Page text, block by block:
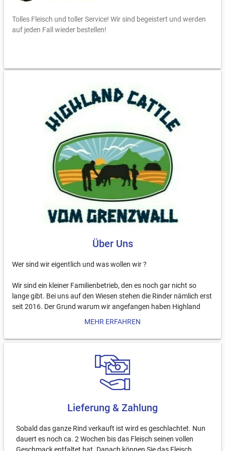
Tolles Fleisch und toller Service! Wir sind begeistert und werden
auf jeden Fall wieder bestellen!
Über Uns
Wer sind wir eigentlich und was wollen wir ?
Wir sind ein kleiner Familienbetrieb, den es noch gar nicht so
lange gibt. Bei uns auf den Wiesen stehen die Rinder nämlich erst
seit 2016. Der Grund warum wir angefangen haben Highland
Fleisch stammt, das wir essen. Allerdings wollen wir nicht nur für
die Möglichkeit bieten, gesundes und hochqualitatives Fleisch zu
Die Highland Cattle Rinder sind sehr robust und durch ihr dichtes
Witterungsverhältnissen geschützt, weshalb sie bei uns das
ganze Jahr auf der Wiese verbringen. Unsere Rinder fressen
MEHR ERFAHREN
Lieferung & Zahlung
Sobald das ganze Rind verkauft ist wird es geschlachtet. Nun
dauert es noch ca. 2 Wochen bis das Fleisch seinen vollen
Geschmack entfaltet hat. Danach können Sie das Fleisch